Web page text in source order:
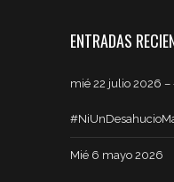
ENTRADAS
mié 22 julio 2026 –
Mié 6 mayo 2026